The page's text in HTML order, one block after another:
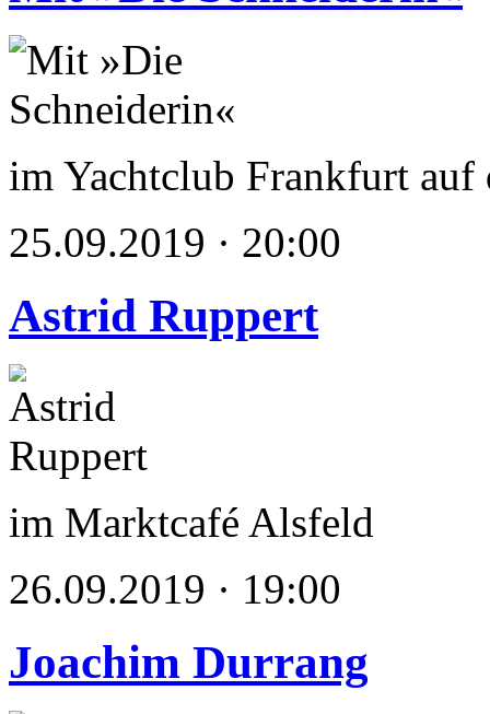
im Yachtclub Frankfurt auf
25.09.2019 · 20:00
Astrid Ruppert
im Marktcafé Alsfeld
26.09.2019 · 19:00
Joachim Durrang